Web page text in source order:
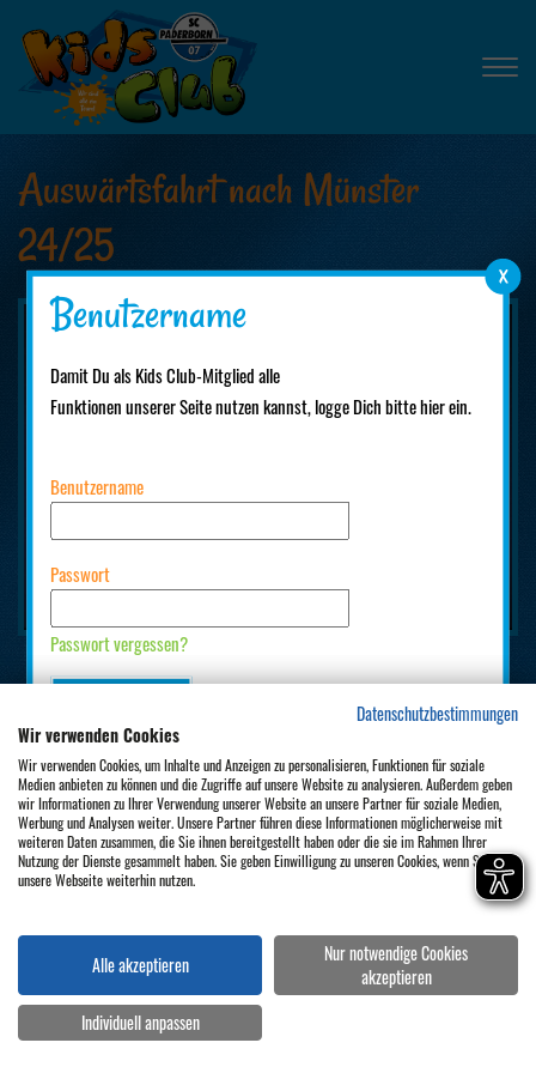
Auswärtsfahrt nach Münster
24/25
Impressum Kontakt
Benutzername
Damit Du als Kids Club-Mitglied alle
Funktionen unserer Seite nutzen kannst, logge Dich bitte hier ein.
Benutzername
Passwort
Passwort vergessen?
Bist Du neu hier? Dann bitte erstregistrieren.
Datenschutzbestimmungen
Wir verwenden Cookies
Wir verwenden Cookies, um Inhalte und Anzeigen zu personalisieren, Funktionen für soziale
Medien anbieten zu können und die Zugriffe auf unsere Website zu analysieren. Außerdem geben
wir Informationen zu Ihrer Verwendung unserer Website an unsere Partner für soziale Medien,
Werbung und Analysen weiter. Unsere Partner führen diese Informationen möglicherweise mit
weiteren Daten zusammen, die Sie ihnen bereitgestellt haben oder die sie im Rahmen Ihrer
Nutzung der Dienste gesammelt haben. Sie geben Einwilligung zu unseren Cookies, wenn Sie
unsere Webseite weiterhin nutzen.
Alle akzeptieren
Nur notwendige Cookies
akzeptieren
Individuell anpassen